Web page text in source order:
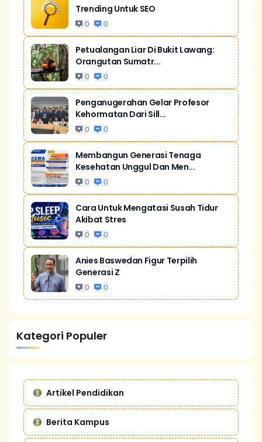
Trending Untuk SEO
0 0
Petualangan Liar Di Bukit Lawang:
Orangutan Sumatr...
0 0
Penganugerahan Gelar Profesor
Kehormatan Dari Sill...
0 0
Membangun Generasi Tenaga
Kesehatan Unggul Dan Men...
0 0
Cara Untuk Mengatasi Susah Tidur
Akibat Stres
0 0
Anies Baswedan Figur Terpilih
Generasi Z
0 0
Kategori Populer
Artikel Pendidikan
Berita Kampus